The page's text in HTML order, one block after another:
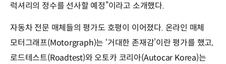
럭셔리의 정수를 선사할 예정”이라고 소개했다.
자동차 전문 매체들의 평가도 호평이 이어졌다. 온라인 매체
모터그래프(Motorgraph)는 ‘거대한 존재감’이란 평가를 했고,
로드테스트(Roadtest)와 오토카 코리아(Autocar Korea)는